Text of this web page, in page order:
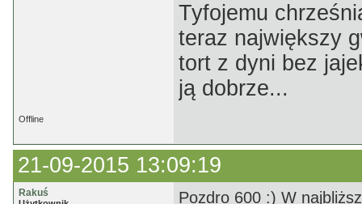
Tyfojemu
teraz największy
tort z dyni bez
ją dobrze...
Offline
21-09-2015 13:09:19
Rakuś
Pozdro 600 :) W